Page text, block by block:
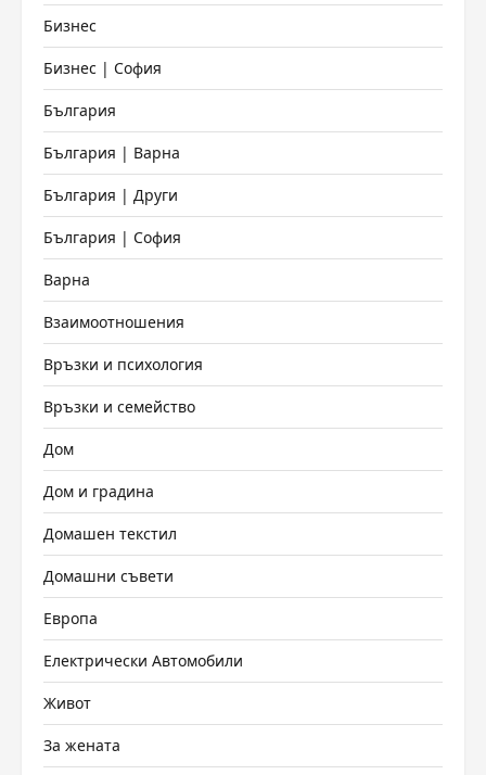
Бизнес
Бизнес | София
България
България | Варна
България | Други
България | София
Варна
Взаимоотношения
Връзки и психология
Връзки и семейство
Дом
Дом и градина
Домашен текстил
Домашни съвети
Европа
Електрически Автомобили
Живот
За жената